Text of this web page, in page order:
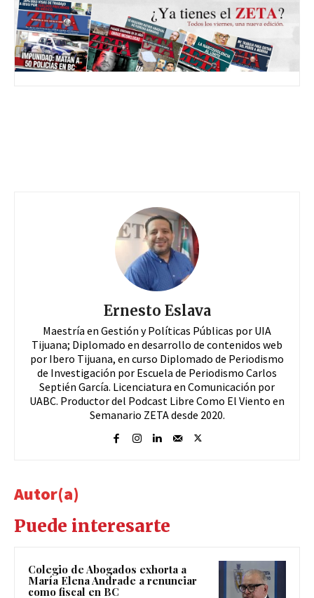
Ernesto Eslava
Maestría en Gestión y Políticas Públicas por UIA
Tijuana; Diplomado en desarrollo de contenidos web
por Ibero Tijuana, en curso Diplomado de Periodismo
de Investigación por Escuela de Periodismo Carlos
Septién García. Licenciatura en Comunicación por
UABC. Productor del Podcast Libre Como El Viento en
Semanario ZETA desde 2020.
Autor(a)
Puede interesarte
Colegio de Abogados exhorta a
María Elena Andrade a renunciar
como fiscal en BC